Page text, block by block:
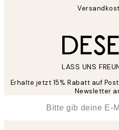
LASS UNS
Erhalte jetzt 15% Rabatt auf
Newsletter